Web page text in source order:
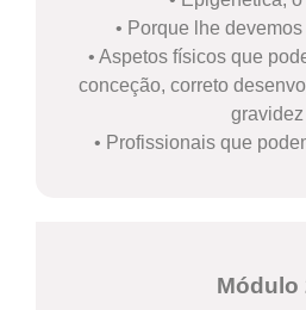
• Porque lhe
• Aspetos físicos que
conceção, correto
gravidez
• Profissionais que
Módulo